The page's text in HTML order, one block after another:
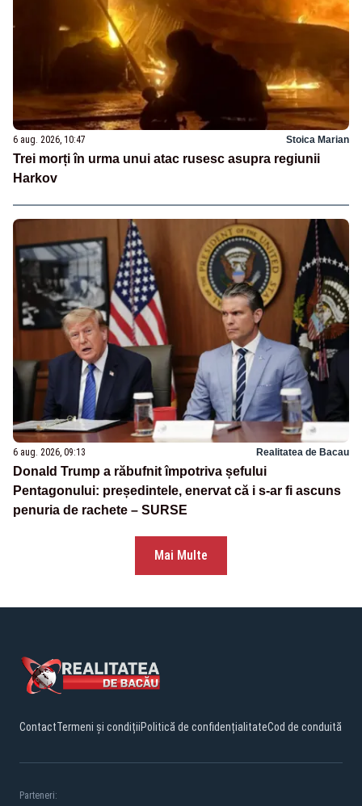
6 aug. 2026, 10:47 Stoica Marian
Trei morți în urma unui atac rusesc asupra regiunii
Harkov
6 aug. 2026, 09:13 Realitatea de Bacau
Donald Trump a răbufnit împotriva șefului
Pentagonului: președintele, enervat că i s-ar fi ascuns
penuria de rachete – SURSE
Mai Multe
ContactTermeni și condițiiPolitică de confidențialitateCod de conduită
Parteneri: